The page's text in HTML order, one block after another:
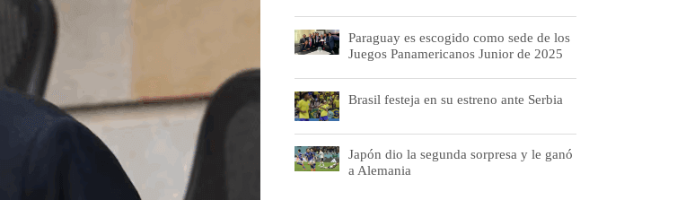
Paraguay es escogido como sede de los
Juegos Panamericanos Junior de 2025
Brasil festeja en su estreno ante Serbia
Japón dio la segunda sorpresa y le ganó
a Alemania